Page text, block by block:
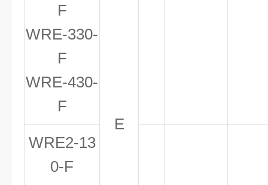
F
WRE-330-
F
WRE-430-
F
E
WRE2-13
0-F